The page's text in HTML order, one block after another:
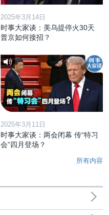
2025年3月14日
时事大家谈：美乌提停火30天
普京如何接招？
2025年3月11日
时事大家谈：两会闭幕 传“特习
会”四月登场？
所有内容